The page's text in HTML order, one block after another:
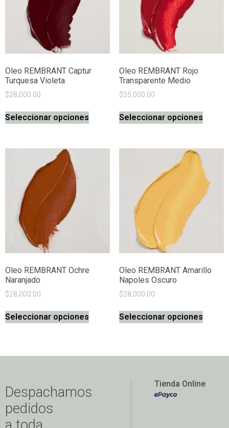
Oleo REMBRANT Captur
Turquesa Violeta
$28,000.00
Seleccionar opciones
Oleo REMBRANT Rojo
Transparente Medio
$55,000.00
Seleccionar opciones
Oleo REMBRANT Ochre
Naranjado
$28,000.00
Seleccionar opciones
Oleo REMBRANT Amarillo
Napoles Oscuro
$28,000.00
Seleccionar opciones
Despachamos
pedidos
Tienda Online